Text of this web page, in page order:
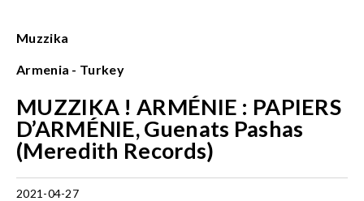
Muzzika
Armenia - Turkey
MUZZIKA ! ARMÉNIE : PAPIERS
D’ARMÉNIE, Guenats Pashas
(Meredith Records)
2021-04-27